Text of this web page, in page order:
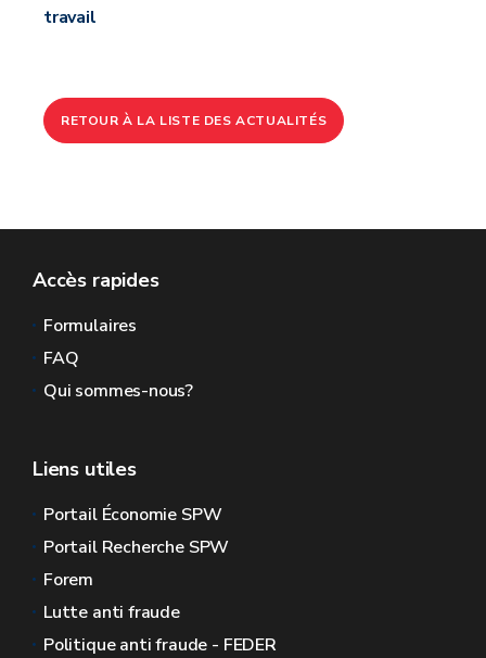
travail
RETOUR À LA LISTE DES ACTUALITÉS
Accès rapides
Formulaires
FAQ
Qui sommes-nous?
Liens utiles
Portail Économie SPW
Portail Recherche SPW
Forem
Lutte anti fraude
Politique anti fraude - FEDER